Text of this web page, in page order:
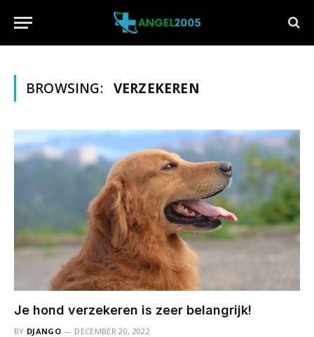
BROWSING: VERZEKEREN
Je hond verzekeren is zeer belangrijk!
BY DJANGO DECEMBER 20, 2022